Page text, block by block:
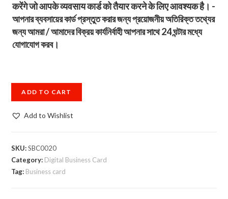
करेंगे जो आपके व्यवसाय कार्ड को तैयार करने के लिए आवश्यक है। -
আপনার ব্যবসায়ের কার্ড প্রস্তুত করার জন্য প্রয়োজনীয় অতিরিক্ত তথ্যের
জন্য আমরা / আমাদের বিক্রয় কার্যনির্বাহী আপনার সাথে 24 ঘন্টার মধ্যে
যোগাযোগ করব।
ADD TO CART
Add to Wishlist
SKU:SBC0020
Category: Digital Business Card
Tag: Business card